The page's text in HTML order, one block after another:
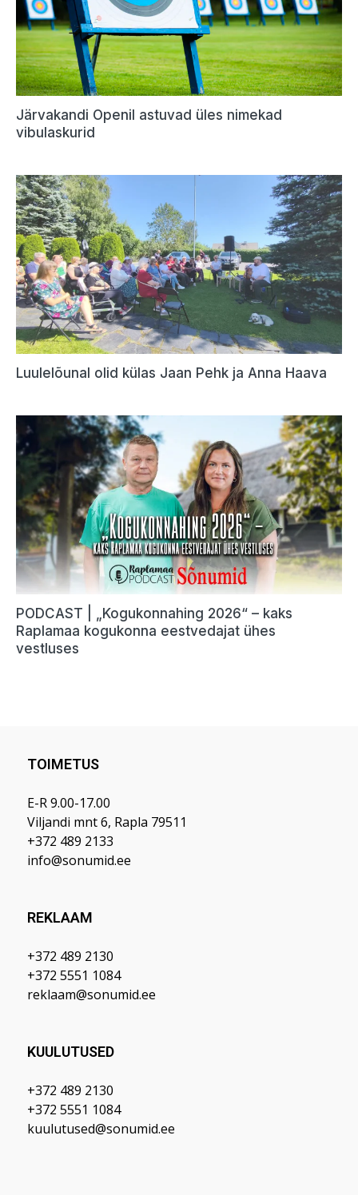
TOIMETUS
E-R 9.00-17.00
Viljandi mnt 6, Rapla 79511
+372 489 2133
info@sonumid.ee
REKLAAM
+372 489 2130
+372 5551 1084
reklaam@sonumid.ee
KUULUTUSED
+372 489 2130
+372 5551 1084
kuulutused@sonumid.ee